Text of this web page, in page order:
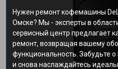
Нужен ремонт кофемашины
Омске? Мы - эксперты в
сервисный центр предлагает
ремонт, возвращая вашему
функциональность. Забудьте
и снова наслаждайтесь